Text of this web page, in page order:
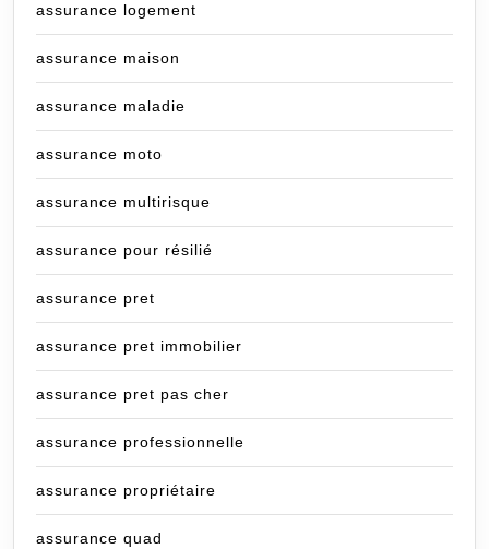
assurance logement
assurance maison
assurance maladie
assurance moto
assurance multirisque
assurance pour résilié
assurance pret
assurance pret immobilier
assurance pret pas cher
assurance professionnelle
assurance propriétaire
assurance quad